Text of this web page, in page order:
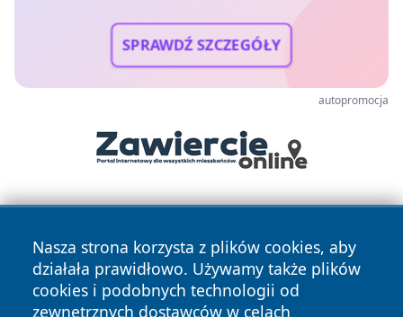
SPRAWDŹ SZCZEGÓŁY
autopromocja
Nasza strona korzysta z plików cookies, aby
działała prawidłowo. Używamy także plików
cookies i podobnych technologii od
zewnętrznych dostawców w celach